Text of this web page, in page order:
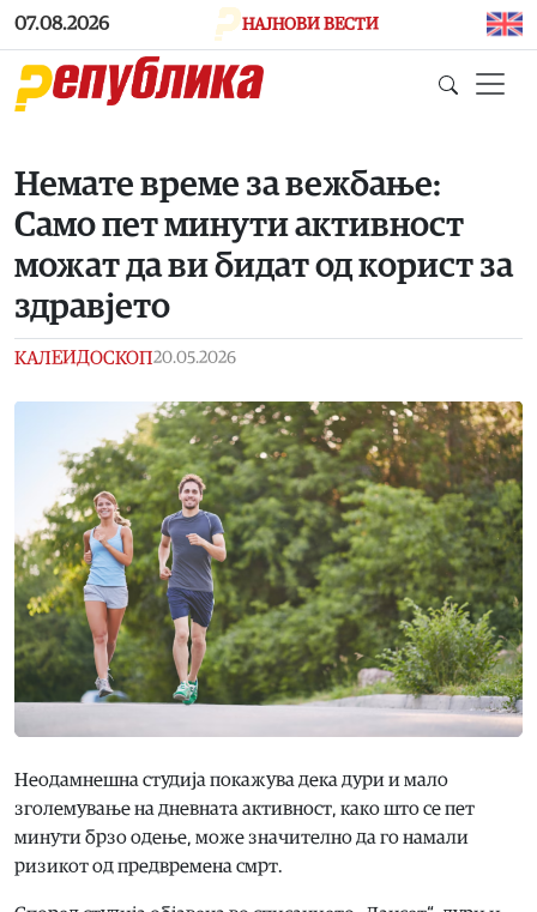
Skip to main content
07.08.2026 НАЈНОВИ ВЕСТИ
Немате време за вежбање:
Само пет минути активност
можат да ви бидат од корист за
здравјето
КАЛЕИДОСКОП20.05.2026
Неодамнешна студија покажува дека дури и мало
зголемување на дневната активност, како што се пет
минути брзо одење, може значително да го намали
ризикот од предвремена смрт.